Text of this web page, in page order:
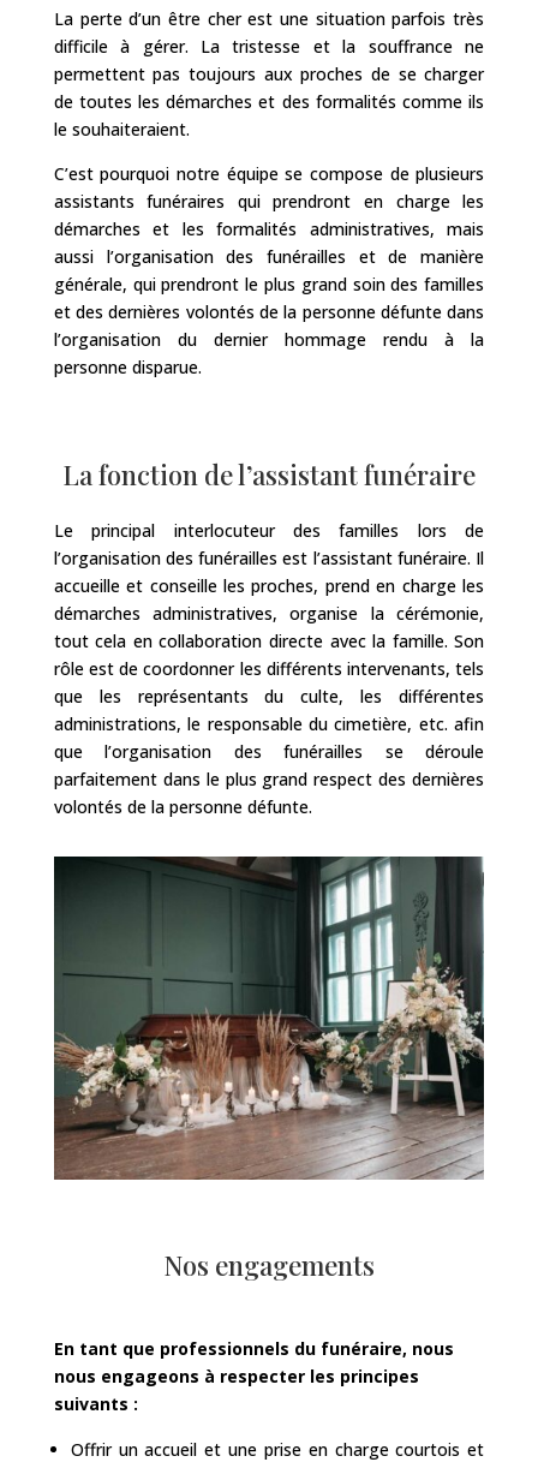
La perte d’un être cher est une situation parfois très
difficile à gérer. La tristesse et la souffrance ne
permettent pas toujours aux proches de se charger
de toutes les démarches et des formalités comme ils
le souhaiteraient.
C’est pourquoi notre équipe se compose de plusieurs
assistants funéraires qui prendront en charge les
démarches et les formalités administratives, mais
aussi l’organisation des funérailles et de manière
générale, qui prendront le plus grand soin des familles
et des dernières volontés de la personne défunte dans
l’organisation du dernier hommage rendu à la
personne disparue.
La fonction de l’assistant funéraire
Le principal interlocuteur des familles lors de
l’organisation des funérailles est l’assistant funéraire. Il
accueille et conseille les proches, prend en charge les
démarches administratives, organise la cérémonie,
tout cela en collaboration directe avec la famille. Son
rôle est de coordonner les différents intervenants, tels
que les représentants du culte, les différentes
administrations, le responsable du cimetière, etc. afin
que l’organisation des funérailles se déroule
parfaitement dans le plus grand respect des dernières
volontés de la personne défunte.
Nos engagements
En tant que professionnels du funéraire, nous
nous engageons à respecter les principes
suivants :
Offrir un accueil et une prise en charge courtois et